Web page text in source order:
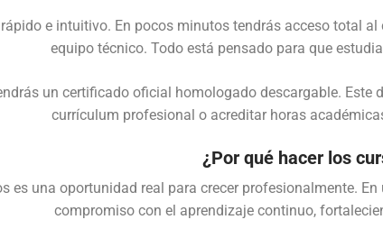
e intuitivo. En pocos minutos tendrás acceso total
equipo técnico. Todo está pensado para que
un certificado oficial homologado descargable.
currículum profesional o acreditar horas
¿Por qué hacer los
es una oportunidad real para crecer profesionalmente.
compromiso con el aprendizaje continuo,